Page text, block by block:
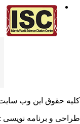
کلیه حقوق این وب
طراحی و برنامه نویسی :